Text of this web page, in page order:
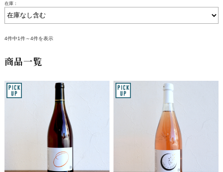
在庫：
4件中1件～4件を表示
商品一覧